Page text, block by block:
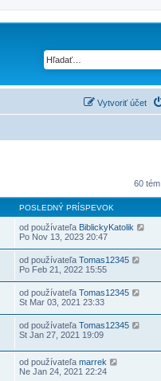
Vytvoriť účet
60 tém
POSLEDNÝ PRÍSPEVOK
od používateľa BiblickyKatolik
Po Nov 13, 2023 20:47
od používateľa Tomas12345
Po Feb 21, 2022 15:55
od používateľa Tomas12345
St Mar 03, 2021 23:33
od používateľa Tomas12345
St Jan 27, 2021 19:09
od používateľa marrek
Ne Jan 24, 2021 22:24